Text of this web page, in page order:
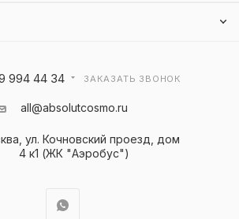
994 44 34 ЗАКАЗАТЬ ЗВОНОК
all@absolutcosmo.ru
ул. Кочновский проезд, дом
4 к1 (ЖК "Аэробус")